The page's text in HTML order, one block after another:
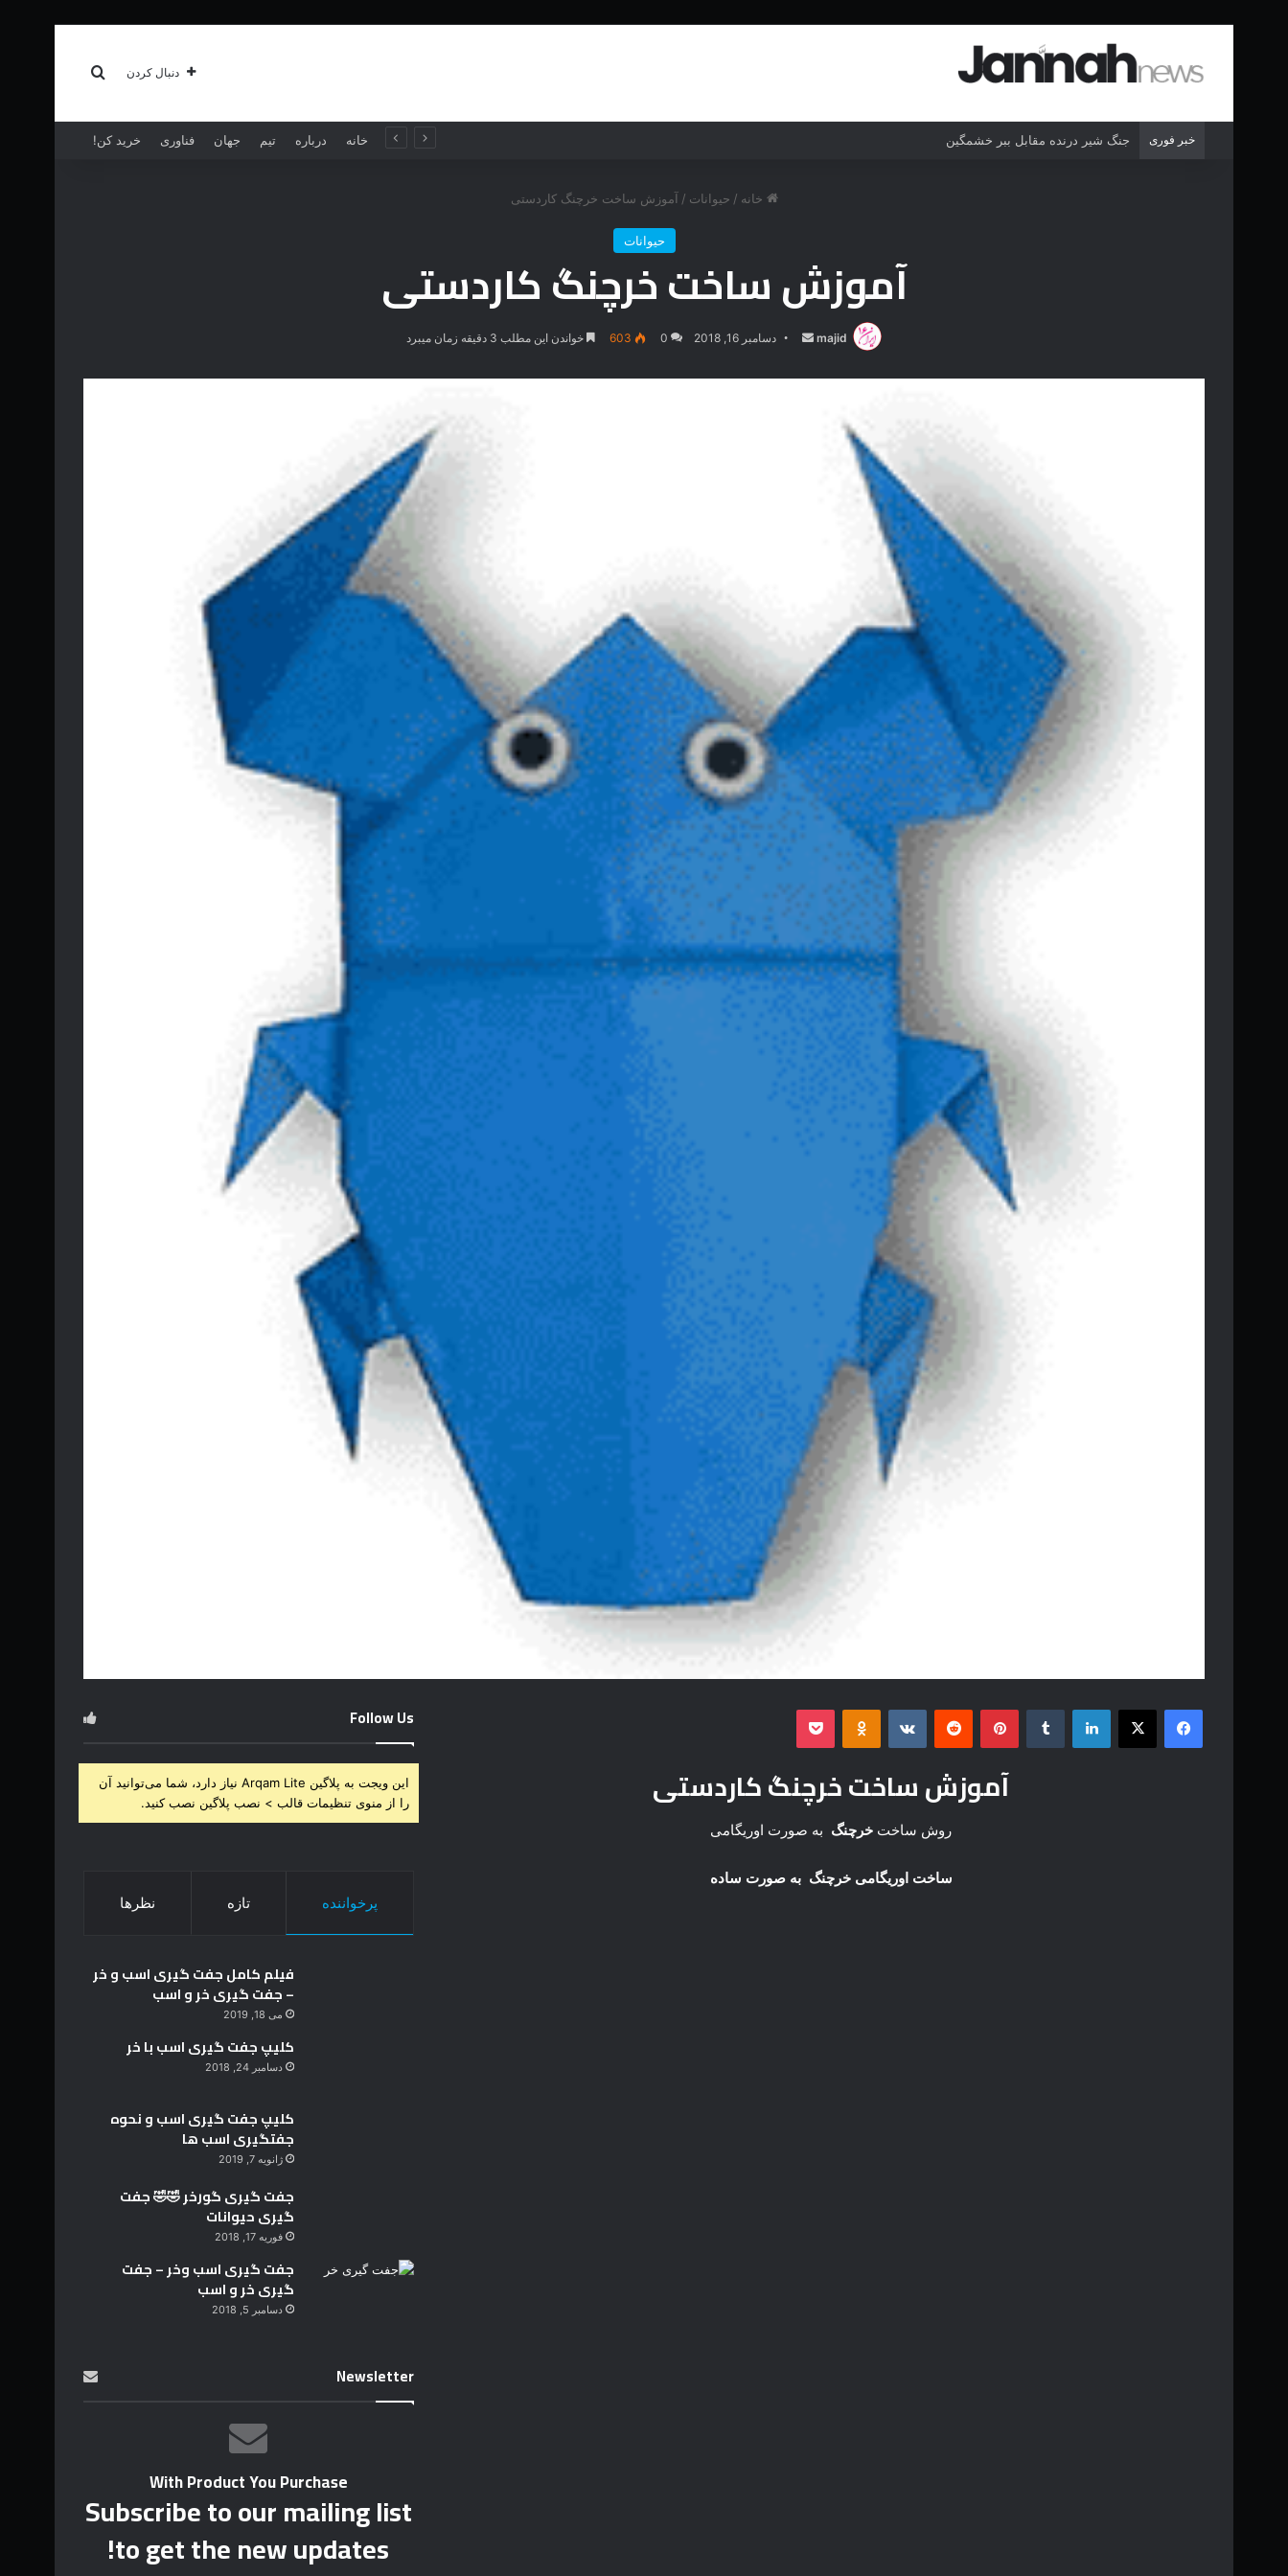
دنبال کردن
خبر فوری حمله فیل خشگمین به انسان ها در حیات وحش خانه درباره تیم جهان فناوری خرید کن!
خانه / حیوانات / آموزش ساخت خرچنگ کاردستی
حیوانات
آموزش ساخت خرچنگ کاردستی
majid
ارسالدسامبر 16, 2018 0
603 خواندن این مطلب 3 دقیقه زمان میبرد
فیس بوک لینکدین ‫پین‌ترست ‫رددیت
آموزش ساخت خرچنگ کاردستی
روش ساخت خرچنگ به صورت اوریگامی
ساخت اوریگامی خرچنگ به صورت ساده
Follow Us
این ویجت به پلاگین Arqam Lite نیاز دارد، شما می‌توانید آن
را از منوی تنظیمات قالب > نصب پلاگین نصب کنید.
پرخواننده تازه نظرها
فیلم کامل جفت گیری اسب و خر
– جفت گیری خر و اسب
می 18, 2019
کلیپ جفت گیری اسب با خر
دسامبر 24, 2018
کلیپ جفت گیری اسب و نحوه
جفتگیری اسب ها
ژانویه 7, 2019
جفت گیری گورخر 🤣🤣 جفت
گیری حیوانات
فوریه 17, 2018
جفت گیری اسب وخر – جفت
گیری خر و اسب
دسامبر 5, 2018
Newsletter
With Product You Purchase
Subscribe to our mailing list
to get the new updates!